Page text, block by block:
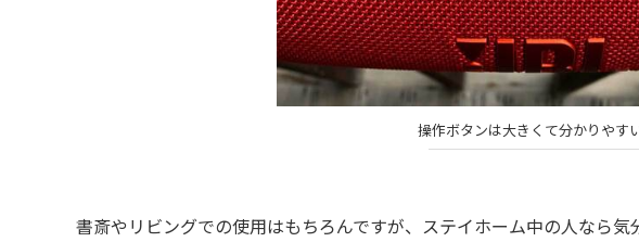
操作ボタンは大きくて分かりやすい
書斎やリビングでの使用はもちろんですが、ステイホーム中の人なら